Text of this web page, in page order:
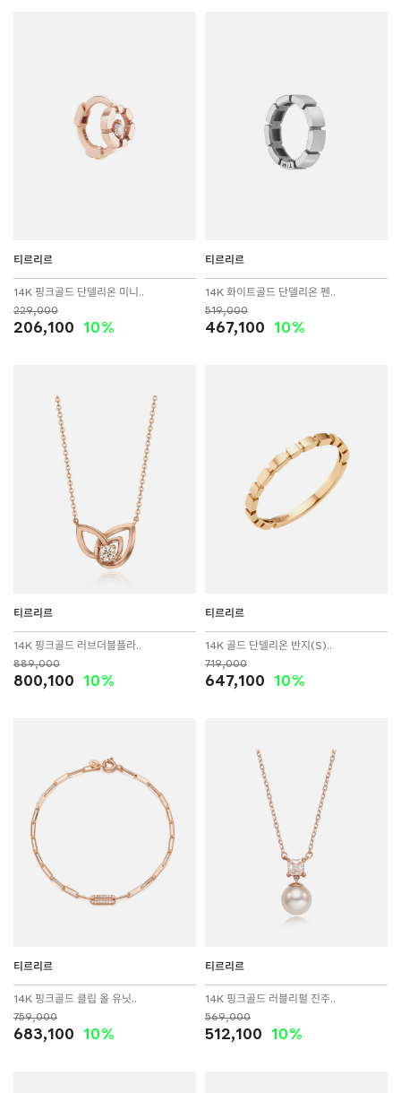
티르리르
14K 핑크골드 단델리온 미니..
229,000
206,100 10%
티르리르
14K 화이트골드 단델리온 펜..
519,000
467,100 10%
티르리르
14K 핑크골드 러브더블플라..
889,000
800,100 10%
티르리르
14K 골드 단델리온 반지(S)..
719,000
647,100 10%
티르리르
14K 핑크골드 클립 올 유닛..
759,000
683,100 10%
티르리르
14K 핑크골드 러블리펄 진주..
569,000
512,100 10%